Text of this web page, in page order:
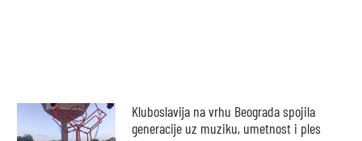
Kluboslavija na vrhu Beograda spojila
generacije uz muziku, umetnost i ples